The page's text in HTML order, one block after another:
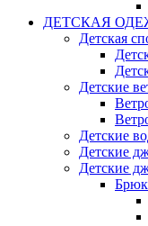
ДЕТСКАЯ
Детская
Детские
Детские
Детские
Детские